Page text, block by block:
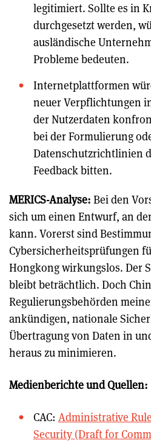
legitimiert. Sollte es in
durchgesetzt werden,
ausländische
Probleme bedeuten.
Internetplattformen
neuer Verpflichtungen
der Nutzerdaten
bei der Formulierung
Datenschutzrichtlinien
Feedback bitten.
MERICS-Analyse: Bei den
sich um einen Entwurf, an
kann. Vorerst sind
Cybersicherheitsprüfungen
Hongkong wirkungslos. Der
bleibt beträchtlich. Doch
Regulierungsbehörden
ankündigen, nationale
Übertragung von Daten in
heraus zu minimieren.
Medienberichte und Quellen:
CAC: Administrative
Security (Draft for